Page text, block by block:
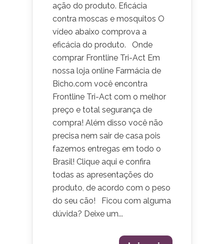
ação do produto. Eficácia
contra moscas e mosquitos O
vídeo abaixo comprova a
eficácia do produto. Onde
comprar Frontline Tri-Act Em
nossa loja online Farmácia de
Bicho.com você encontra
Frontline Tri-Act com o melhor
preço e total segurança de
compra! Além disso você não
precisa nem sair de casa pois
fazemos entregas em todo o
Brasil! Clique aqui e confira
todas as apresentações do
produto, de acordo com o peso
do seu cão! Ficou com alguma
dúvida? Deixe um...